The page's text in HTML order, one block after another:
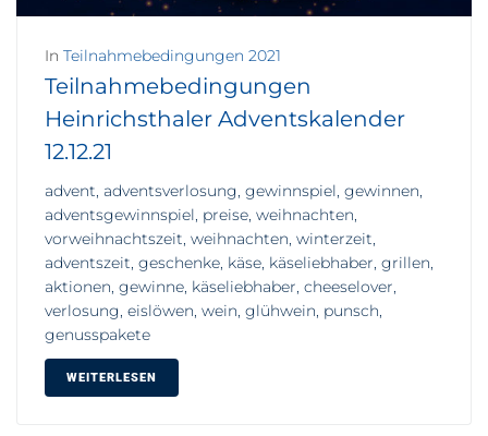
In Teilnahmebedingungen 2021
Teilnahmebedingungen
Heinrichsthaler Adventskalender
12.12.21
advent, adventsverlosung, gewinnspiel, gewinnen,
adventsgewinnspiel, preise, weihnachten,
vorweihnachtszeit, weihnachten, winterzeit,
adventszeit, geschenke, käse, käseliebhaber, grillen,
aktionen, gewinne, käseliebhaber, cheeselover,
verlosung, eislöwen, wein, glühwein, punsch,
genusspakete
WEITERLESEN